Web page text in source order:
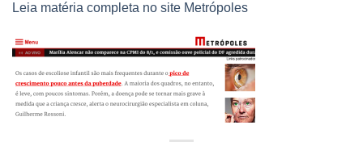
Leia matéria completa no site Metrópoles